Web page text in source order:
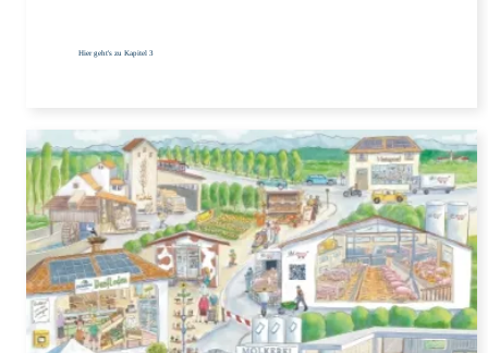
Hier geht's zu Kapitel 3